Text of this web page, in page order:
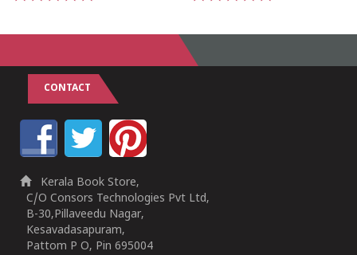
CONTACT
Kerala Book Store,
C/O Consors Technologies Pvt Ltd,
B-30,Pillaveedu Nagar,
Kesavadasapuram,
Pattom P O, Pin 695004